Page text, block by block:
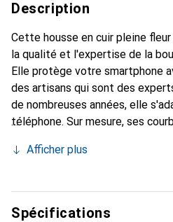
Description
Cette housse en cuir pleine
la qualité et l'expertise de la
Elle protège votre smartphone
des artisans qui sont des
de nombreuses années, elle
téléphone. Sur mesure, ses
et indispensable de votre
marque Noreve est un choix sûr
exigeante.
Afficher plus
Spécifications